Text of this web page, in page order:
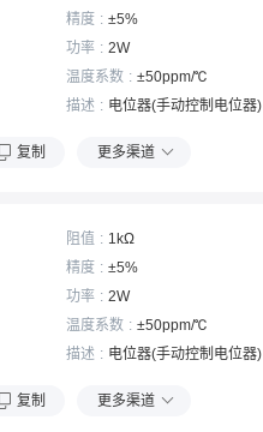
精度
±5%
功率
2W
温度系数
±50ppm/℃
描述
电位器(手动控制电位器)
复制 更多渠道
阻值
1kΩ
精度
±5%
功率
2W
温度系数
±50ppm/℃
描述
电位器(手动控制电位器)
复制 更多渠道